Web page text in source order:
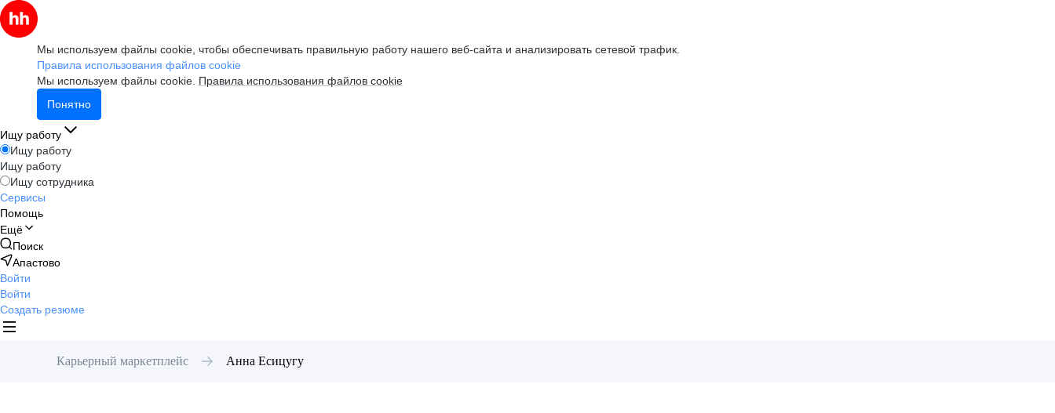
Мы используем файлы cookie, чтобы обеспечивать правильную работу нашего веб-сайта и анализировать сетевой трафик.
Правила использования файлов cookie
Мы используем файлы cookie. Правила использования файлов cookie
Понятно
Ищу работу
Ищу работу
Ищу работу
Ищу сотрудника
Сервисы
Помощь
Ещё
Поиск
Апастово
Войти
Войти
Создать резюме
Карьерный маркетплейс Анна Есицугу